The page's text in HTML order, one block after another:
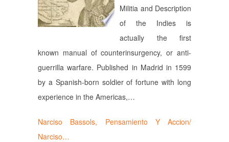
Militia and Description
of the Indies is
actually the first
known manual of counterinsurgency, or anti-
guerrilla warfare. Published in Madrid in 1599
by a Spanish-born soldier of fortune with long
experience in the Americas,…
Narciso Bassols, Pensamiento Y Accion/
Narciso…